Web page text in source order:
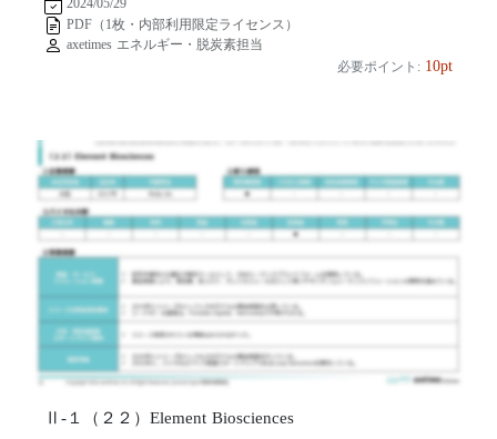
2024/05/29
PDF（1枚・内部利用限定ライセンス）
axetimes エネルギー・脱炭素担当
必要ポイント: 10pt
Ⅱ-１（２２）Element Biosciences